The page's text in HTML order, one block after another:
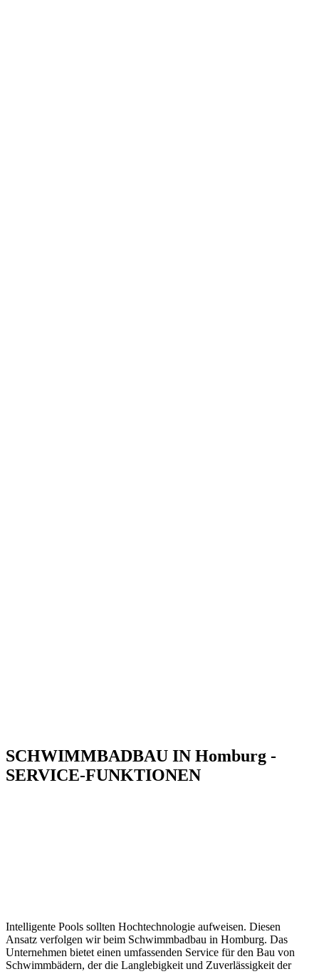
SCHWIMMBADBAU IN Homburg -
SERVICE-FUNKTIONEN
Intelligente Pools sollten Hochtechnologie aufweisen. Diesen
Ansatz verfolgen wir beim Schwimmbadbau in Homburg. Das
Unternehmen bietet einen umfassenden Service für den Bau von
Schwimmbädern, der die Langlebigkeit und Zuverlässigkeit der